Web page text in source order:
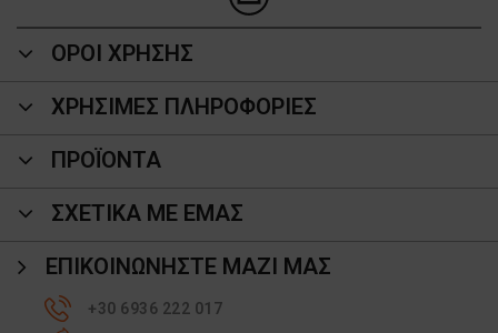
ΟΡΟΙ ΧΡΗΣΗΣ
ΧΡΗΣΙΜΕΣ ΠΛΗΡΟΦΟΡΙΕΣ
ΠΡΟΪΌΝΤΑ
ΣΧΕΤΙΚΑ ΜΕ ΕΜΑΣ
ΕΠΙΚΟΙΝΩΝΉΣΤΕ ΜΑΖΊ ΜΑΣ
+30 6936 222 017